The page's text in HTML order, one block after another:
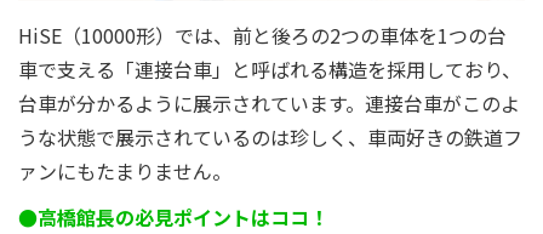
HiSE（10000形）では、前と後ろの2つの車体を1つの台
車で支える「連接台車」と呼ばれる構造を採用しており、
台車が分かるように展示されています。連接台車がこのよ
うな状態で展示されているのは珍しく、車両好きの鉄道フ
ァンにもたまりません。
●高橋館長の必見ポイントはココ！